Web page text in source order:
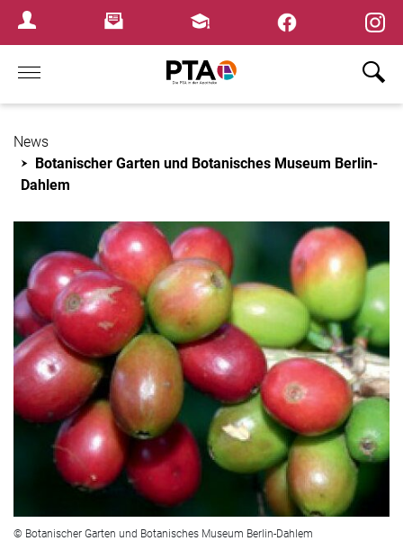
Login MenuNewsletterFortbildungen
Home
News
Botanischer Garten und Botanisches Museum Berlin-
Dahlem
© Botanischer Garten und Botanisches Museum Berlin-Dahlem
×